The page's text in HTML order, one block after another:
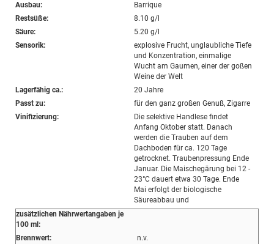
Ausbau:
Barrique
Restsüße:
8.10 g/l
Säure:
5.20 g/l
Sensorik:
explosive Frucht, unglaubliche Tiefe
und Konzentration, einmalige
Wucht am Gaumen, einer der goßen
Weine der Welt
Lagerfähig ca.:
20 Jahre
Passt zu:
für den ganz großen Genuß, Zigarre
Vinifizierung:
Die selektive Handlese findet
Anfang Oktober statt. Danach
werden die Trauben auf dem
Dachboden für ca. 120 Tage
getrocknet. Traubenpressung Ende
Januar. Die Maischegärung bei 12 -
23°C dauert etwa 30 Tage. Ende
Mai erfolgt der biologische
Säureabbau und
zusätzlichen Nährwertangaben je
100 ml:
Brennwert:
n.v.